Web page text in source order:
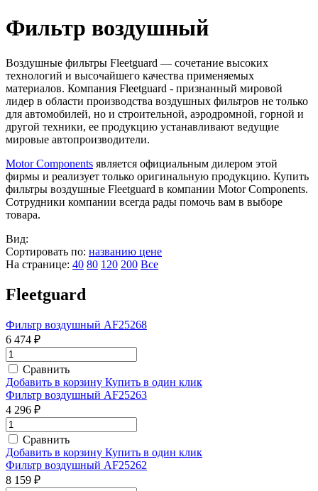
Фильтр воздушный
Воздушные фильтры Fleetguard — сочетание высоких
технологий и высочайшего качества применяемых
материалов. Компания Fleetguard - признанный мировой
лидер в области производства воздушных фильтров не только
для автомобилей, но и строительной, аэродромной, горной и
другой техники, ее продукцию устанавливают ведущие
мировые автопроизводители.
Motor Components является официальным дилером этой
фирмы и реализует только оригинальную продукцию. Купить
фильтры воздушные Fleetguard в компании Motor Components.
Сотрудники компании всегда рады помочь вам в выборе
товара.
Вид:
Сортировать по: названию цене
На странице: 40 80 120 200 Все
Fleetguard
Фильтр воздушный AF25268
6 474 ₽
Сравнить
Добавить в корзину Купить в один клик
Фильтр воздушный AF25263
4 296 ₽
Сравнить
Добавить в корзину Купить в один клик
Фильтр воздушный AF25262
8 159 ₽